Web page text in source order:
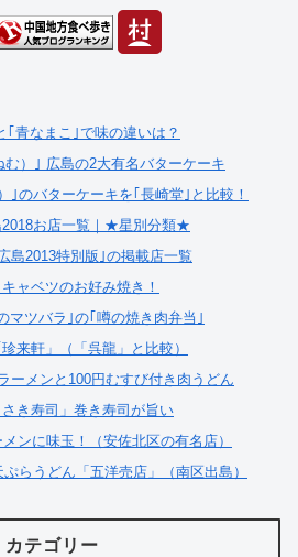
｢青なまこ｣で味の違いは？
）｣ 広島の2大有名バターケーキ
｣のバターケーキを｢長崎堂｣と比較！
2018お店一覧｜★星別分類★
島2013特別版｣の掲載店一覧
ャベツのお好み焼き！
マツバラ｣の｢噂の焼き肉弁当｣
来軒」（「呉龍」と比較）
ーメンと100円むすび付き肉うどん
き寿司」巻き寿司が旨い
ンに味玉！（安佐北区の有名店）
らうどん「五洋売店」（南区出島）
カテゴリー